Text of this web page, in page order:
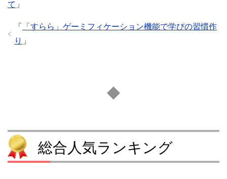
て 」
「
「すらら」ゲーミフィケーション機能で学びの習慣作
り 」
総合人気ランキング